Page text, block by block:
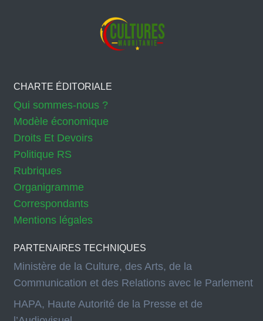
CHARTE ÉDITORIALE
Qui sommes-nous ?
Modèle économique
Droits Et Devoirs
Politique RS
Rubriques
Organigramme
Correspondants
Mentions légales
PARTENAIRES TECHNIQUES
Ministère de la Culture, des Arts, de la
Communication et des Relations avec le Parlement
HAPA, Haute Autorité de la Presse et de